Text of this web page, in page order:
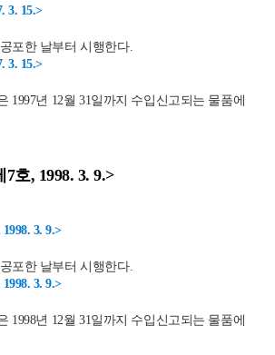
3. 15.>
포한 날부터 시행한다.
3. 15.>
년 12월 31일까지 수입신고되는 물품에
호, 1998. 3. 9.>
3. 9.>
포한 날부터 시행한다.
3. 9.>
년 12월 31일까지 수입신고되는 물품에